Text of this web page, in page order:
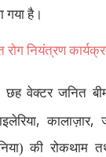
गया है।
रोग नियंत्रण
वेक्टर जनित
,कालाज़ार,
की रोकथाम